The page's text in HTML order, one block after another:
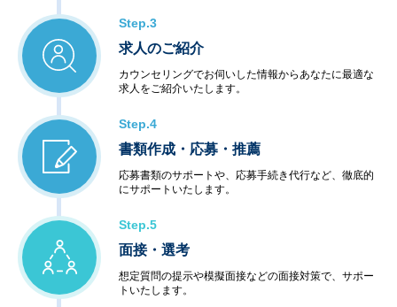
Step.3
求人のご紹介
カウンセリングでお伺いした情報からあなたに最適な
求人をご紹介いたします。
Step.4
書類作成・応募・推薦
応募書類のサポートや、応募手続き代行など、徹底的
にサポートいたします。
Step.5
面接・選考
想定質問の提示や模擬面接などの面接対策で、サポー
トいたします。